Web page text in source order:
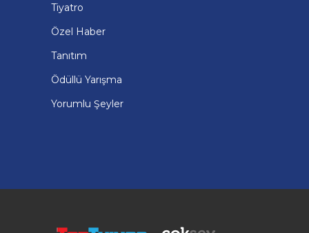
Tiyatro
Özel Haber
Tanıtım
Ödüllü Yarışma
Yorumlu Şeyler